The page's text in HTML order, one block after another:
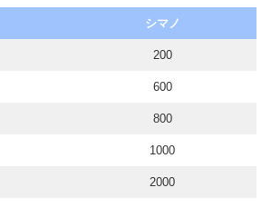
シマノ
200
600
800
1000
2000